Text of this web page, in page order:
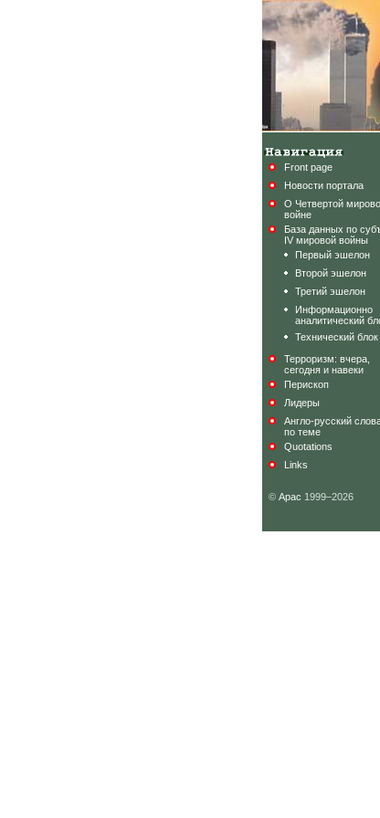
Front page
Новости портала
О Четвертой
войне
База данных по
IV мировой войны
Первый эшелон
Второй эшелон
Третий эшелон
Информационно
аналитический
Технический блок
Терроризм: вчера,
сегодня и навеки
Перископ
Лидеры
Англо-русский
по теме
Quotations
Links
© Арас 1999–2026